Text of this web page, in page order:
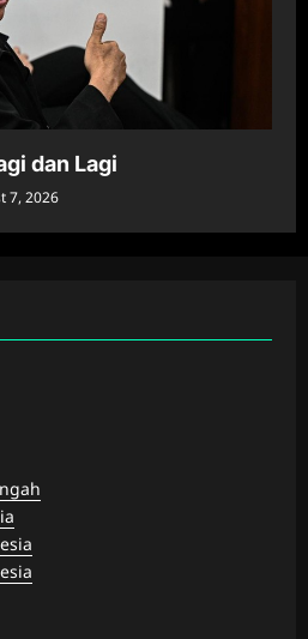
dan Lagi
7, 2026